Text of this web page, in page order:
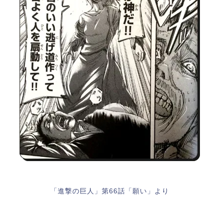
「進撃の巨人」第66話「願い」より